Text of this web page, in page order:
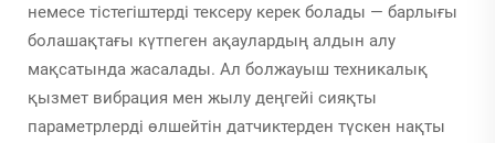
немесе тістегіштерді тексеру керек болады — барлығы
болашақтағы күтпеген ақаулардың алдын алу
мақсатында жасалады. Ал болжауыш техникалық
қызмет вибрация мен жылу деңгейі сияқты
параметрлерді өлшейтін датчиктерден түскен нақты